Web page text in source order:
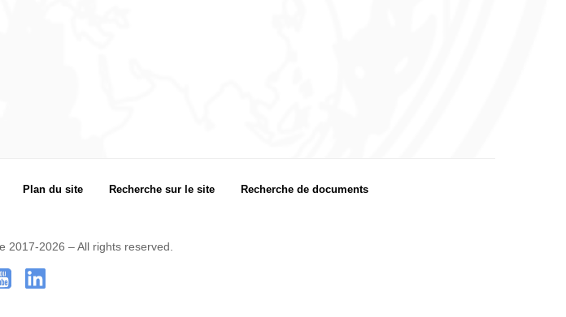
Plan du site Recherche sur le site Recherche de documents
2017-2026 – All rights reserved.
- ..